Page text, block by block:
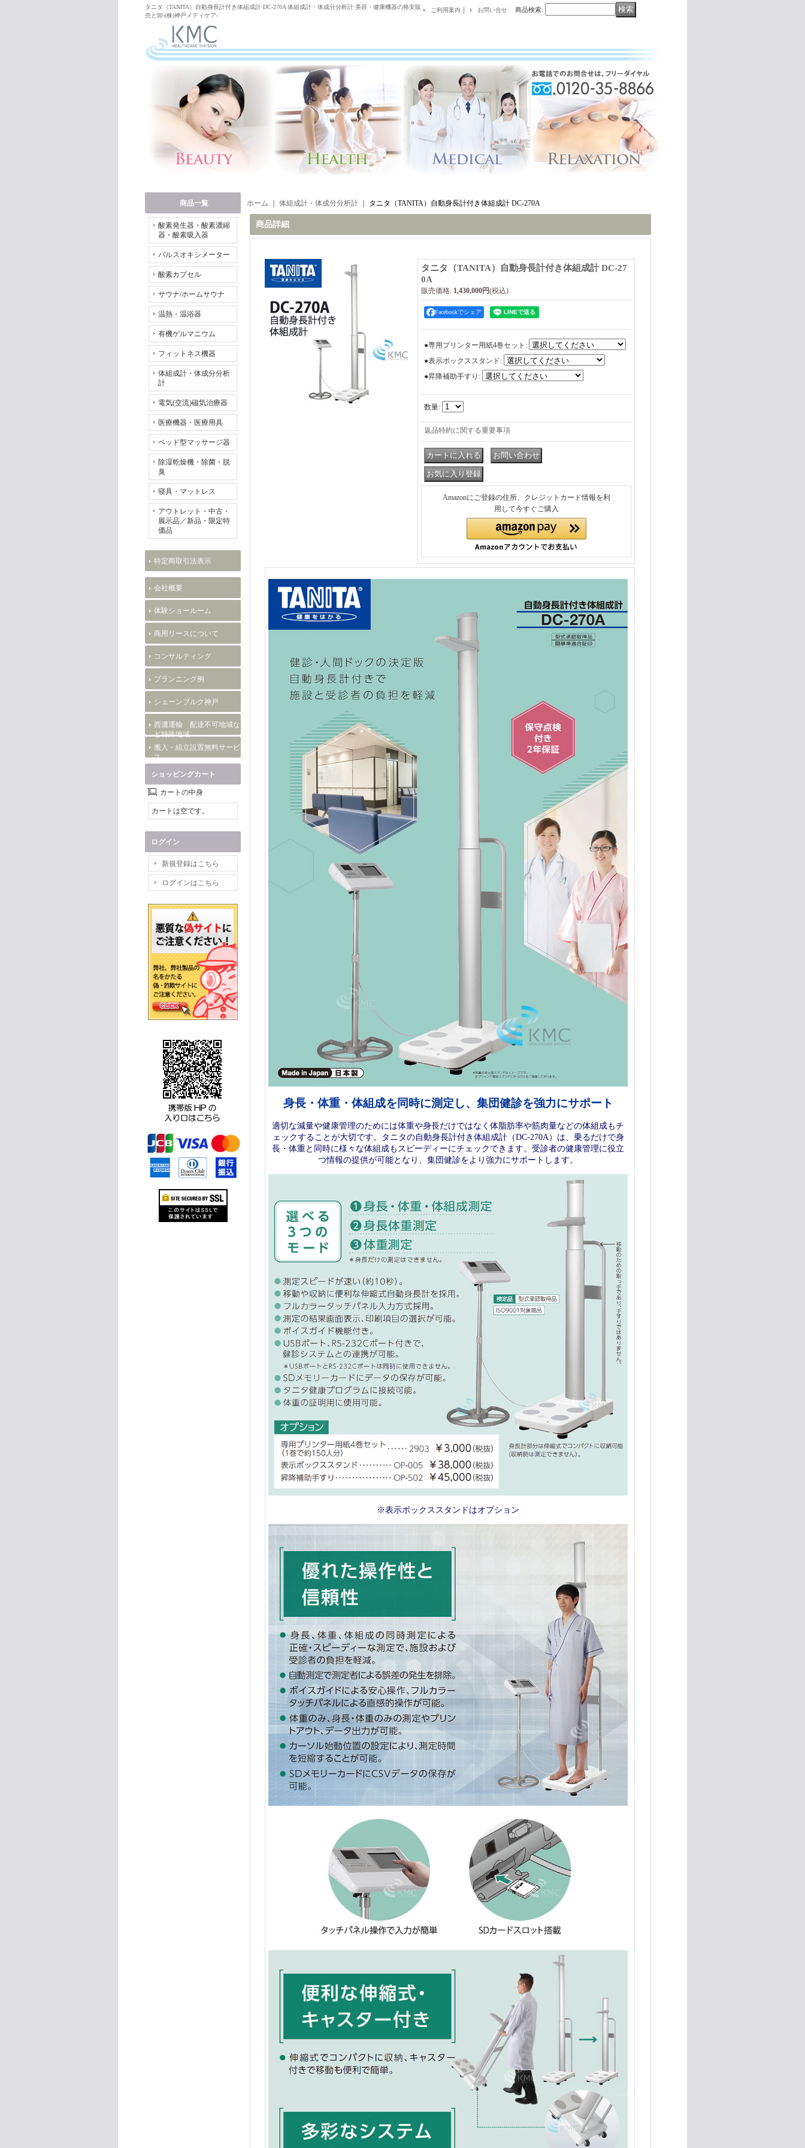
タニタ（TANITA）自動身長計付き体組成計 DC-270A 体組成計・体成分分析計 美容・健康機器の格安販
売と卸-(株)神戸メディケア-
ご利用案内 ｜ お問い合せ 商品検索:
商品一覧
酸素発生器・酸素濃縮
器・酸素吸入器
パルスオキシメーター
酸素カプセル
サウナ/ホームサウナ
温熱・温浴器
有機ゲルマニウム
フィットネス機器
体組成計・体成分分析
計
電気(交流)磁気治療器
医療機器・医療用具
ベッド型マッサージ器
除湿乾燥機・除菌・脱
臭
寝具・マットレス
アウトレット・中古・
展示品／新品・限定特
価品
特定商取引法表示
会社概要
体験ショールーム
商用リースについて
コンサルティング
プランニング例
シェーンブルク神戸
西濃運輸 配達不可地域な
ど特殊地域
搬入・組立設置無料サービ
ス
ショッピングカート
カートの中身
カートは空です。
ログイン
新規登録はこちら
ログインはこちら
ホーム 体組成計・体成分分析計 タニタ（TANITA）自動身長計付き体組成計 DC-270A
商品詳細
タニタ（TANITA）自動身長計付き体組成計 DC-27
0A
販売価格: 1,430,000円(税込)
Facebookでシェア
●専用プリンター用紙4巻セット :
●表示ボックススタンド:
●昇降補助手すり :
数量:
返品特約に関する重要事項
Amazonにご登録の住所、クレジットカード情報を利
用して今すぐご購入
身長・体重・体組成を同時に測定し、集団健診を強力にサポート
適切な減量や健康管理のためには体重や身長だけではなく体脂肪率や筋肉量などの体組成もチ
ェックすることが大切です。タニタの自動身長計付き体組成計（DC-270A）は、乗るだけで身
長・体重と同時に様々な体組成もスピーディーにチェックできます。受診者の健康管理に役立
つ情報の提供が可能となり、集団健診をより強力にサポートします。
※表示ボックススタンドはオプション